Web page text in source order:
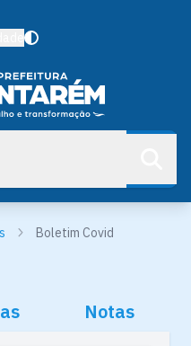
Boletim Covid
Notas